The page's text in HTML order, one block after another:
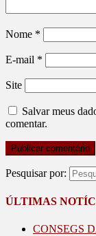
Nome *
E-mail *
Site
Salvar meus
comentar.
Pesquisar por:
ÚLTIMAS
CONSEGS